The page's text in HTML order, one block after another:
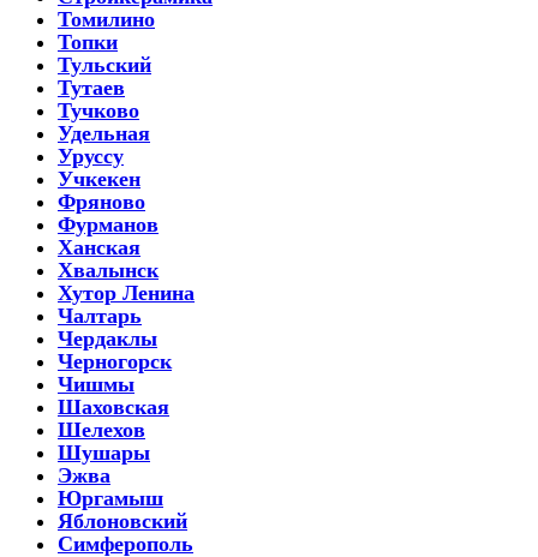
Томилино
Топки
Тульский
Тутаев
Тучково
Удельная
Уруссу
Учкекен
Фряново
Фурманов
Ханская
Хвалынск
Хутор Ленина
Чалтарь
Чердаклы
Черногорск
Чишмы
Шаховская
Шелехов
Шушары
Эжва
Юргамыш
Яблоновский
Симферополь